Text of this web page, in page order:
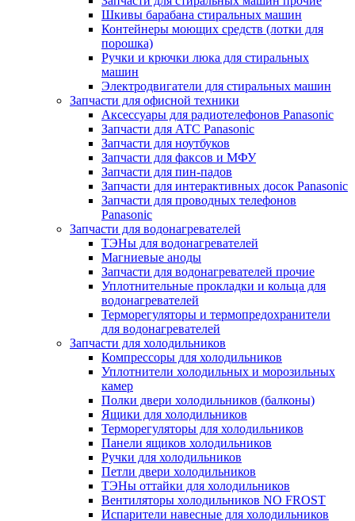
Шкивы барабана стиральных машин
Контейнеры моющих средств (лотки для
порошка)
Ручки и крючки люка для стиральных
машин
Электродвигатели для стиральных машин
Запчасти для офисной техники
Аксессуары для радиотелефонов Panasonic
Запчасти для АТС Panasonic
Запчасти для ноутбуков
Запчасти для факсов и МФУ
Запчасти для пин-падов
Запчасти для интерактивных досок Panasonic
Запчасти для проводных телефонов
Panasonic
Запчасти для водонагревателей
ТЭНы для водонагревателей
Магниевые аноды
Запчасти для водонагревателей прочие
Уплотнительные прокладки и кольца для
водонагревателей
Терморегуляторы и термопредохранители
для водонагревателей
Запчасти для холодильников
Компрессоры для холодильников
Уплотнители холодильных и морозильных
камер
Полки двери холодильников (балконы)
Ящики для холодильников
Терморегуляторы для холодильников
Панели ящиков холодильников
Ручки для холодильников
Петли двери холодильников
ТЭНы оттайки для холодильников
Вентиляторы холодильников NO FROST
Испарители навесные для холодильников